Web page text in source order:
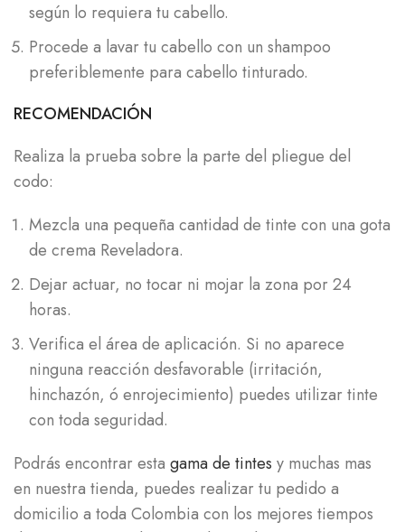
según lo requiera tu cabello.
Procede a lavar tu cabello con un shampoo
preferiblemente para cabello tinturado.
RECOMENDACIÓN
Realiza la prueba sobre la parte del pliegue del
codo:
Mezcla una pequeña cantidad de tinte con una gota
de crema Reveladora.
Dejar actuar, no tocar ni mojar la zona por 24
horas.
Verifica el área de aplicación. Si no aparece
ninguna reacción desfavorable (irritación,
hinchazón, ó enrojecimiento) puedes utilizar tinte
con toda seguridad.
Podrás encontrar esta gama de tintes y muchas mas
en nuestra tienda, puedes realizar tu pedido a
domicilio a toda Colombia con los mejores tiempos